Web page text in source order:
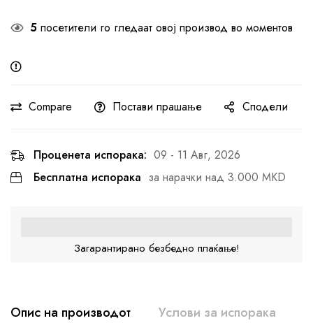
5 посетители го гледаат овој производ во моментов
Compare Постави прашање Сподели
Проценета испорака: 09 - 11 Авг, 2026
Бесплатна испорака за нарачки над 3.000 MKD
Загарантирано безбедно плаќање!
Опис на производот Услови за испорака